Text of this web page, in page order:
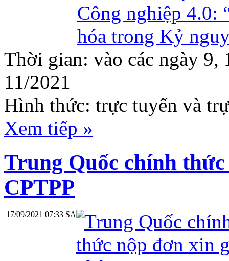
Thời gian: vào các ngày 9,
11/2021
Hình thức: trực tuyến và
Xem tiếp »
Trung Quốc chính
CPTPP
17/09/2021 07:33 SA